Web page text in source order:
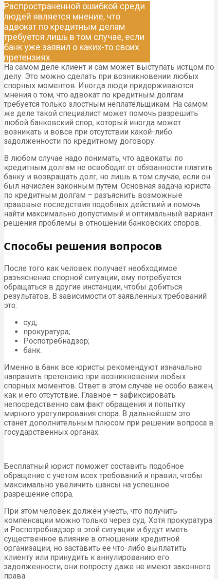
Распространенной ошибкой среди
людей является мнение, что
адвокат по кредитным делам
требуется лишь в том случае, если
банк уже заявил о каких-то своих
претензиях.
На самом деле клиент и сам может выступать истцом по
делу. Это можно сделать при возникновении любых
спорных моментов. Иногда люди придерживаются
мнения о том, что адвокат по кредитным долгам
требуется только злостным неплательщикам. На самом
же деле такой специалист может помочь разрешить
любой банковский спор, который иногда может
возникать и вовсе при отсутствии какой-либо
задолженности по кредитному договору.
В любом случае надо понимать, что адвокаты по
кредитным долгам не освободят от обязанности платить
банку и возвращать долг, но лишь в том случае, если он
был начислен законным путем. Основная задача юриста
по кредитным долгам – разъяснить возможные
правовые последствия подобных действий и помочь
найти максимально допустимый и оптимальный вариант
решения проблемы в отношении банковских споров.
Способы решения вопросов
После того как человек получает необходимое
разъяснение спорной ситуации, ему потребуется
обращаться в другие инстанции, чтобы добиться
результатов. В зависимости от заявленных требований
это:
суд;
прокуратура;
Роспотребнадзор;
банк.
Именно в банк все юристы рекомендуют изначально
направить претензию при возникновении любых
спорных моментов. Ответ в этом случае не особо важен,
как и его отсутствие. Главное – зафиксировать
непосредственно сам факт обращения и попытку
мирного урегулирования спора. В дальнейшем это
станет дополнительным плюсом при решении вопроса в
государственных органах.
Бесплатный юрист поможет составить подобное
обращение с учетом всех требований и правил, чтобы
максимально увеличить шансы на успешное
разрешение спора.
При этом человек должен учесть, что получить
компенсации можно только через суд. Хотя прокуратура
и Роспотребнадзор в этой ситуации и будут иметь
существенное влияние в отношении кредитной
организации, но заставить ее что-либо выплатить
клиенту или принудить к аннулированию его
задолженности, они попросту даже не имеют законного
права.